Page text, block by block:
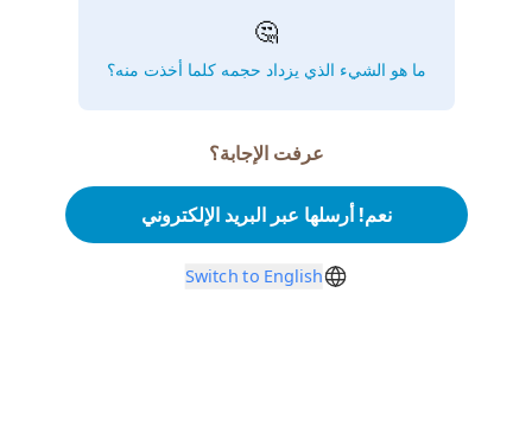
🤔
ما هو الشيء الذي يزداد حجمه كلما أخذت منه؟
عرفت الإجابة؟
نعم! أرسلها عبر البريد الإلكتروني
Switch to English